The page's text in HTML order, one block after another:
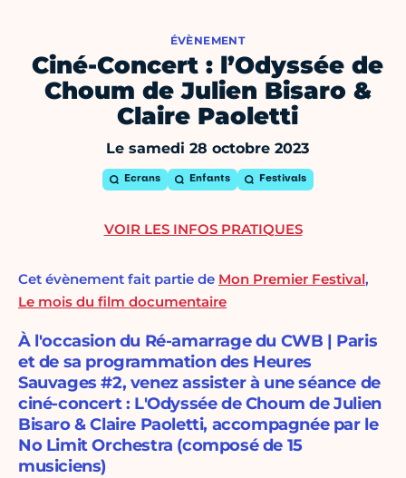
ÉVÈNEMENT
Ciné-Concert : l’Odyssée de
Choum de Julien Bisaro &
Claire Paoletti
Le samedi 28 octobre 2023
Ecrans Enfants Festivals
Cet évènement fait partie de Mon Premier Festival,
Le mois du film documentaire
À l'occasion du Ré-amarrage du CWB | Paris
et de sa programmation des Heures
Sauvages #2, venez assister à une séance de
ciné-concert : L'Odyssée de Choum de Julien
Bisaro & Claire Paoletti, accompagnée par le
No Limit Orchestra (composé de 15
musiciens)
VOIR LES INFOS PRATIQUES